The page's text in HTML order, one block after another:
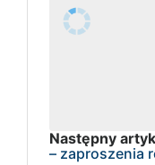
Następny
– zaproszenia